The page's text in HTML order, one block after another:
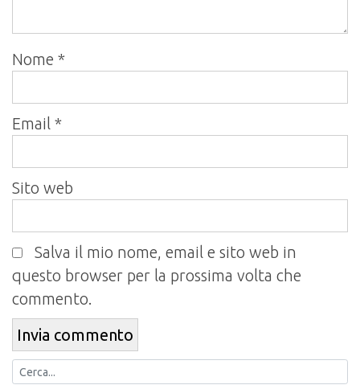
Nome *
Email *
Sito web
Salva il mio nome, email e sito web in
questo browser per la prossima volta che
commento.